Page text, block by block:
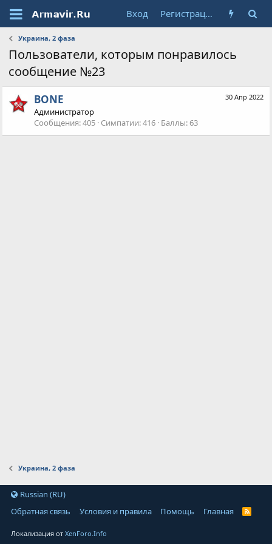
Вход Регистрация
Украина, 2 фаза
Пользователи, которым понравилось
сообщение №23
30 Апр 2022
BONE
Администратор
Сообщения 405 Симпатии 416 Баллы 63
Украина, 2 фаза
Russian (RU)
Обратная связь
Условия и правила Помощь Главная
Локализация отXenForo.Info